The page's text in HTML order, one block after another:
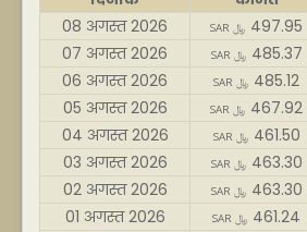
08 अगस्त 2026
SAR ﷼ 497.95
07 अगस्त 2026
SAR ﷼ 485.37
06 अगस्त 2026
SAR ﷼ 485.12
05 अगस्त 2026
SAR ﷼ 467.92
04 अगस्त 2026
SAR ﷼ 461.50
03 अगस्त 2026
SAR ﷼ 463.30
02 अगस्त 2026
SAR ﷼ 463.30
01 अगस्त 2026
SAR ﷼ 461.24